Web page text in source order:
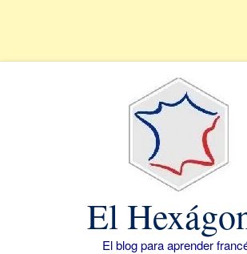
El
El blog para aprender